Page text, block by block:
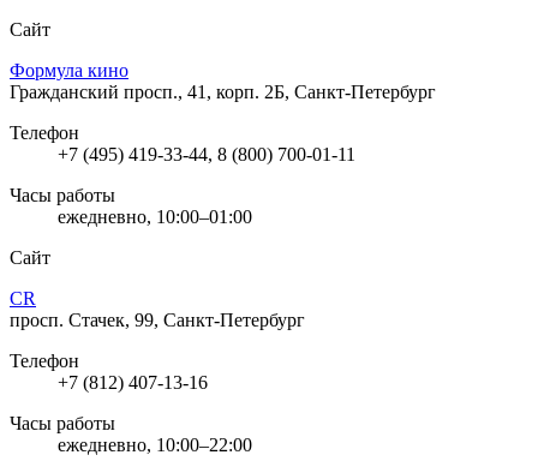
Сайт
Формула кино
Гражданский просп., 41, корп. 2Б, Санкт-Петербург
Телефон
+7 (495) 419-33-44, 8 (800) 700-01-11
Часы работы
ежедневно, 10:00–01:00
Сайт
CR
просп. Стачек, 99, Санкт-Петербург
Телефон
+7 (812) 407-13-16
Часы работы
ежедневно, 10:00–22:00